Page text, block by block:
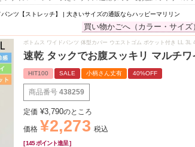
ンツ【ストレッチ】 | 大きいサイズの通販ならハッピーマリリン
買い物かごへ（カラー・サイズ
ボトムス ワイドパンツ 体型カバー ウエストゴム ポケット付き LL
速乾 タックでお腹スッキリ マルチ
HIT100 SALE 小柄さん丈有 40%OFF
商品番号 438259
定価 ¥3,790のところ
価格 ¥2,273 税込
[145 ポイント進呈 ]